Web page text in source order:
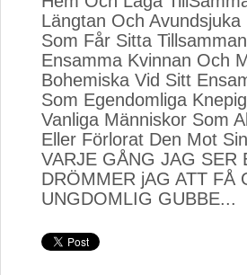
Längtan Och
Som Får Sitta
Ensamma Kvinnan Och
Bohemiska Vid Sitt
Som Egendomliga
Vanliga Människor Som
Eller Förlorat Den Mot
VARJE GÅNG JAG SER
DRÖMMER jAG ATT FÅ
UNGDOMLIG GUBBE...